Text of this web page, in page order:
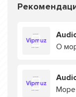
О
Море